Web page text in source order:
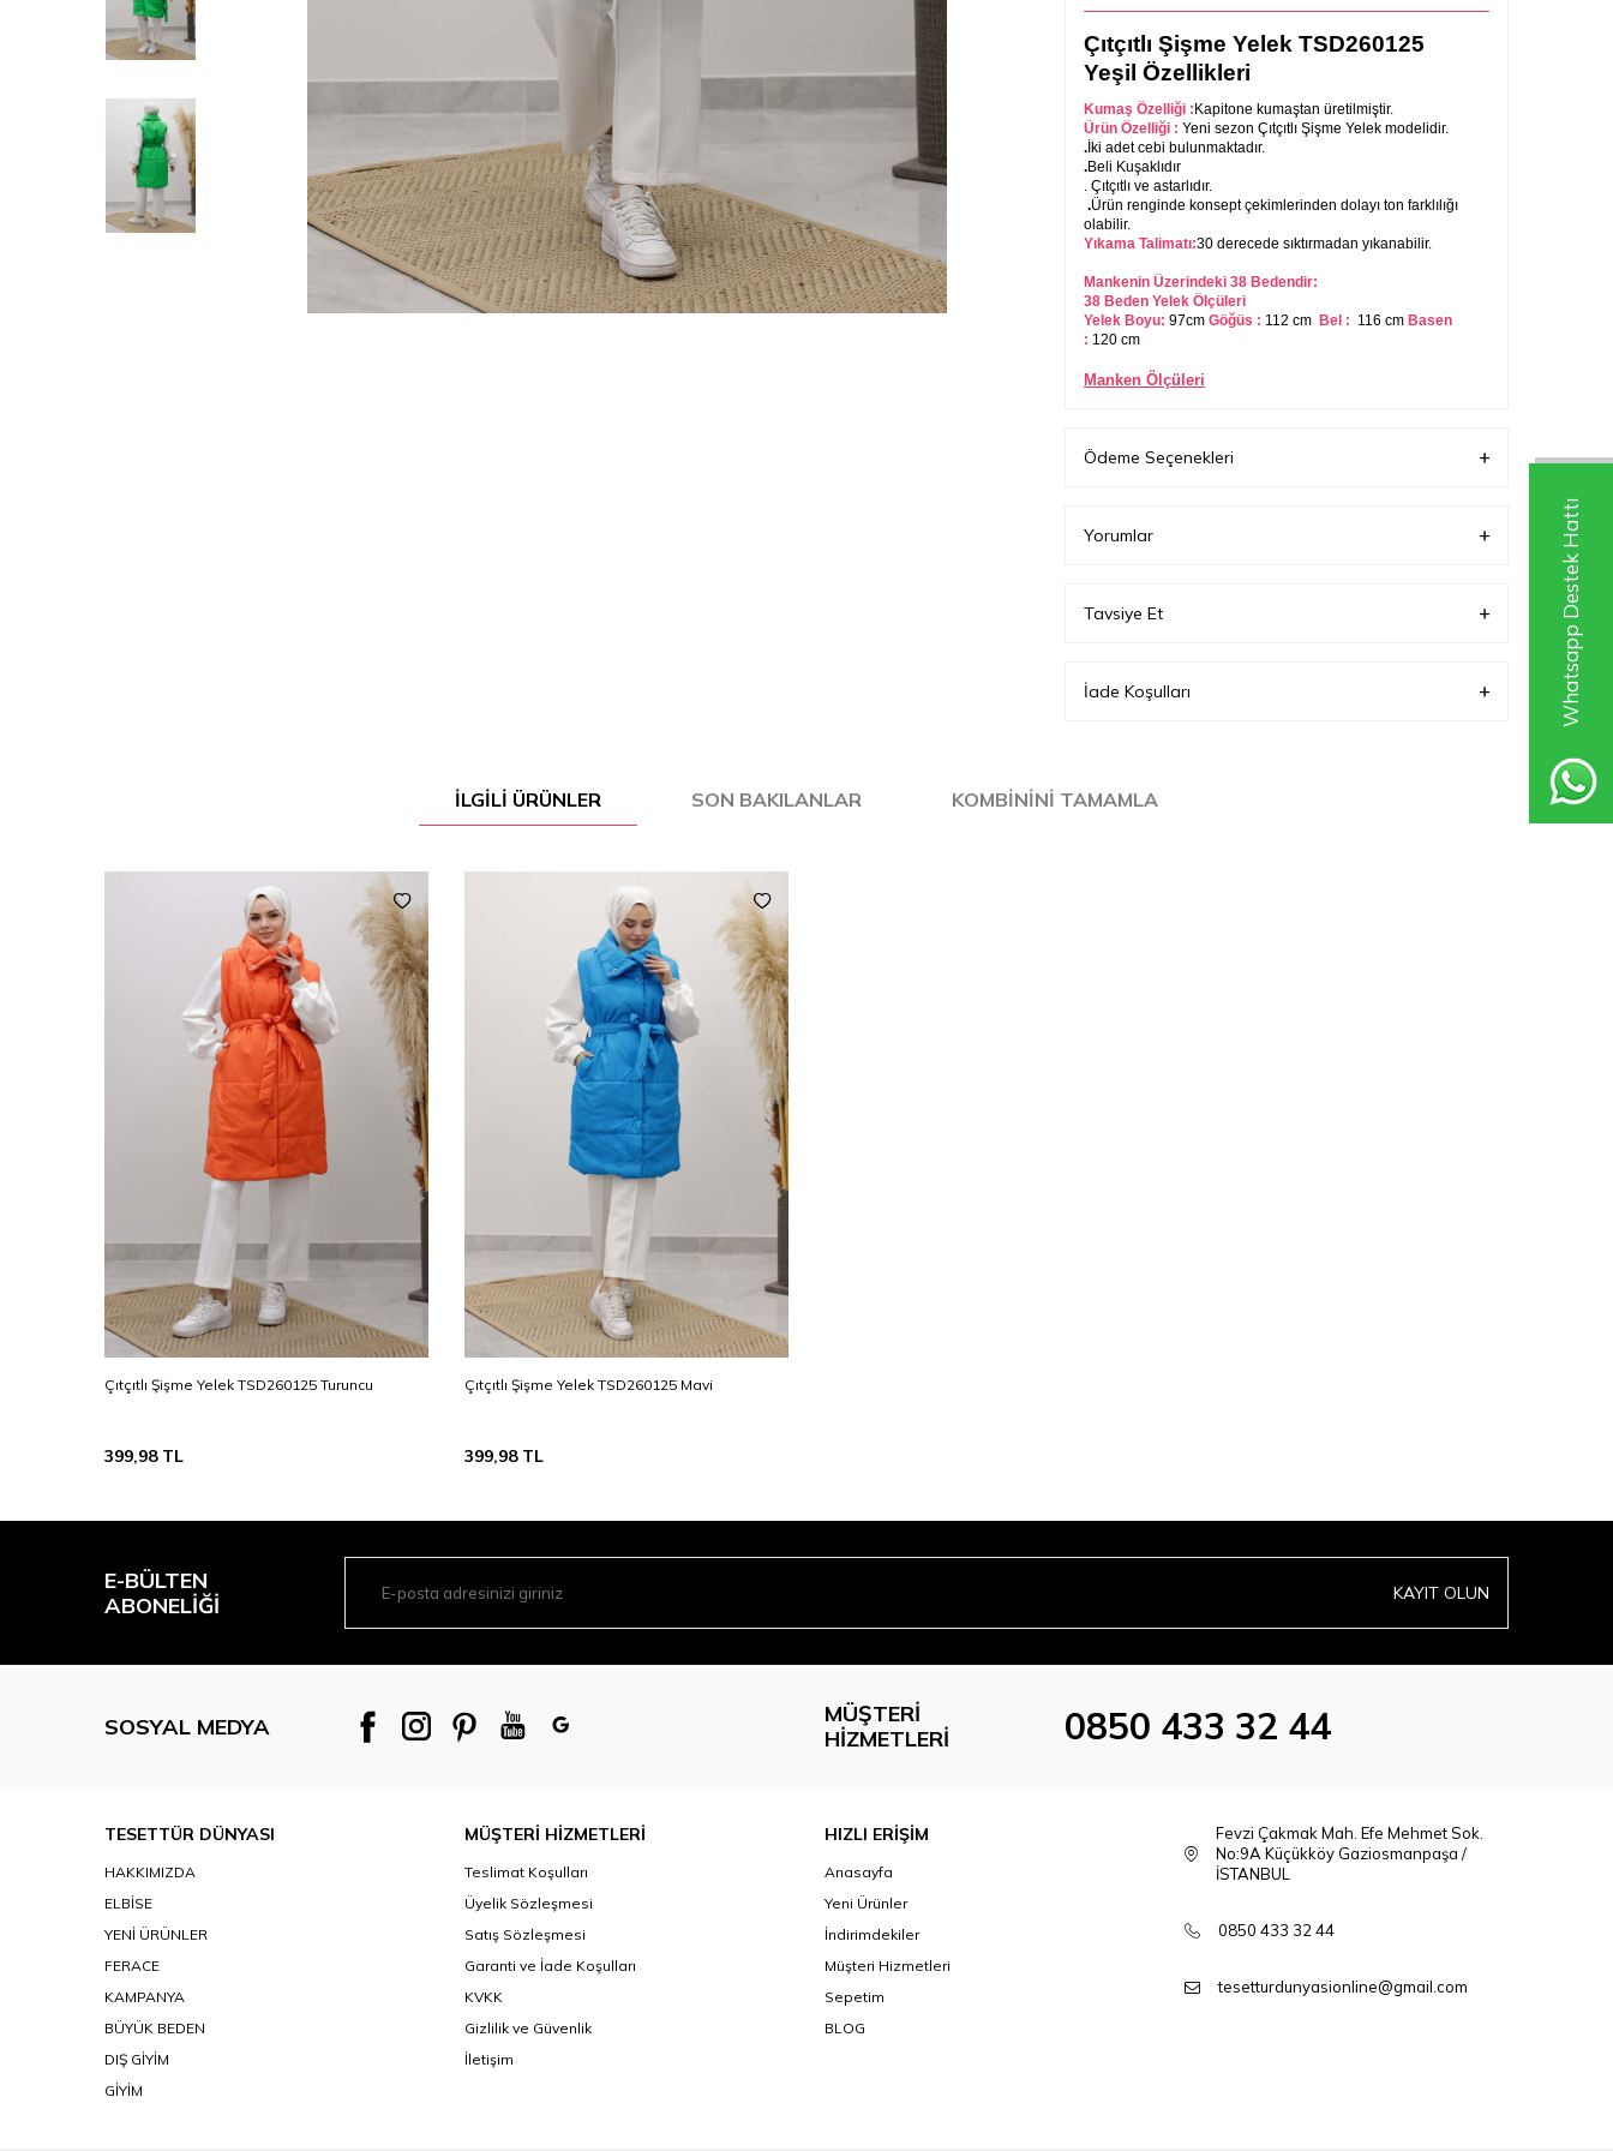
Whatsapp Destek Hattı
Çıtçıtlı Şişme Yelek TSD260125
Yeşil Özellikleri
Kumaş Özelliği : Kapitone kumaştan üretilmiştir.
Ürün Özelliği : Yeni sezon Çıtçıtlı Şişme Yelek modelidir.
. İki adet cebi bulunmaktadır.
.Beli Kuşaklıdır
. Çıtçıtlı ve astarlıdır.
.Ürün renginde konsept çekimlerinden dolayı ton farklılığı
olabilir.
Yıkama Talimatı:30 derecede sıktırmadan yıkanabilir.
Mankenin Üzerindeki 38 Bedendir:
38 Beden Yelek Ölçüleri
Yelek Boyu: 97cm Göğüs : 112 cm Bel : 116 cm Basen
: 120 cm
Manken Ölçüleri
Ödeme Seçenekleri
Yorumlar
Tavsiye Et
İade Koşulları
İLGILI ÜRÜNLER SON BAKILANLAR KOMBININI TAMAMLA
Çıtçıtlı Şişme Yelek TSD260125 Turuncu
399,98TL
Çıtçıtlı Şişme Yelek TSD260125 Mavi
399,98TL
E-BÜLTEN
ABONELIĞI
KAYIT OLUN
SOSYAL MEDYA
MÜŞTERI
HIZMETLERI
0850 433 32 44
TESETTÜR DÜNYASI
HAKKIMIZDA
ELBİSE
YENİ ÜRÜNLER
FERACE
KAMPANYA
BÜYÜK BEDEN
DIŞ GİYİM
GİYİM
MÜŞTERİ HİZMETLERİ
Teslimat Koşulları
Üyelik Sözleşmesi
Satış Sözleşmesi
Garanti ve İade Koşulları
KVKK
Gizlilik ve Güvenlik
İletişim
HIZLI ERİŞİM
Anasayfa
Yeni Ürünler
İndirimdekiler
Müşteri Hizmetleri
Sepetim
BLOG
Fevzi Çakmak Mah. Efe Mehmet Sok.
No:9A Küçükköy Gaziosmanpaşa /
İSTANBUL
0850 433 32 44
tesetturdunyasionline@gmail.com